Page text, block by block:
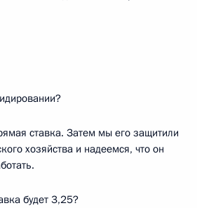
ставка. Затем мы его защитили
хозяйства и надеемся, что он
будет 3,25?